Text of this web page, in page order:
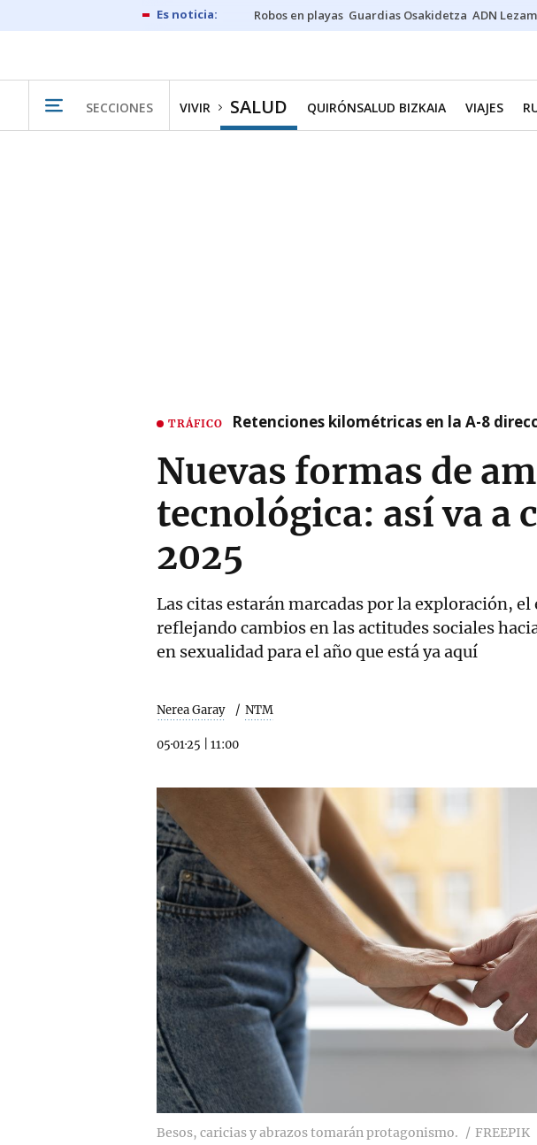
Robos en playas Guardias Osakidetza ADN
SECCIONES VIVIR SALUD QUIRÓNSALUD BIZKAIA VIAJES
TRÁFICO Retenciones kilométricas en la A-8
Nuevas formas de
tecnológica: así va a
2025
Las citas estarán marcadas por la exploración,
reflejando cambios en las actitudes sociales
en sexualidad para el año que está ya aquí
Nerea Garay NTM
05·01·25 11:00
Besos, caricias y abrazos tomarán protagonismo. FREEPIK